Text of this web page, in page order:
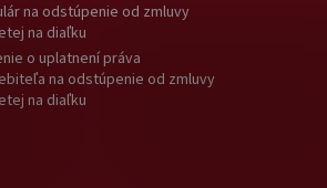
na odstúpenie od zmluvy
na diaľku
o uplatnení práva
na odstúpenie od zmluvy
na diaľku